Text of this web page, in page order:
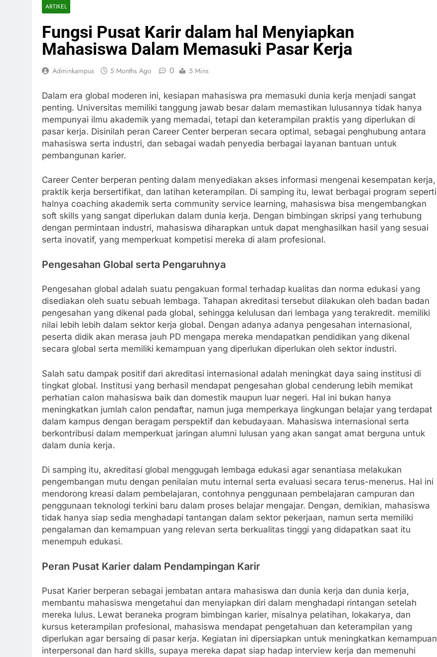
ARTIKEL
Fungsi Pusat Karir dalam hal Menyiapkan
Mahasiswa Dalam Memasuki Pasar Kerja
Adminkampus 5 Months Ago 0 5 Mins
Dalam era global moderen ini, kesiapan mahasiswa pra memasuki dunia kerja menjadi sangat
penting. Universitas memiliki tanggung jawab besar dalam memastikan lulusannya tidak hanya
mempunyai ilmu akademik yang memadai, tetapi dan keterampilan praktis yang diperlukan di
pasar kerja. Disinilah peran Career Center berperan secara optimal, sebagai penghubung antara
mahasiswa serta industri, dan sebagai wadah penyedia berbagai layanan bantuan untuk
pembangunan karier.
Career Center berperan penting dalam menyediakan akses informasi mengenai kesempatan kerja,
praktik kerja bersertifikat, dan latihan keterampilan. Di samping itu, lewat berbagai program seperti
halnya coaching akademik serta community service learning, mahasiswa bisa mengembangkan
soft skills yang sangat diperlukan dalam dunia kerja. Dengan bimbingan skripsi yang terhubung
dengan permintaan industri, mahasiswa diharapkan untuk dapat menghasilkan hasil yang sesuai
serta inovatif, yang memperkuat kompetisi mereka di alam profesional.
Pengesahan Global serta Pengaruhnya
Pengesahan global adalah suatu pengakuan formal terhadap kualitas dan norma edukasi yang
disediakan oleh suatu sebuah lembaga. Tahapan akreditasi tersebut dilakukan oleh badan badan
pengesahan yang dikenal pada global, sehingga kelulusan dari lembaga yang terakredit. memiliki
nilai lebih lebih dalam sektor kerja global. Dengan adanya adanya pengesahan internasional,
peserta didik akan merasa jauh PD mengapa mereka mendapatkan pendidikan yang dikenal
secara global serta memiliki kemampuan yang diperlukan diperlukan oleh sektor industri.
Salah satu dampak positif dari akreditasi internasional adalah meningkat daya saing institusi di
tingkat global. Institusi yang berhasil mendapat pengesahan global cenderung lebih memikat
perhatian calon mahasiswa baik dan domestik maupun luar negeri. Hal ini bukan hanya
meningkatkan jumlah calon pendaftar, namun juga memperkaya lingkungan belajar yang terdapat
dalam kampus dengan beragam perspektif dan kebudayaan. Mahasiswa internasional serta
berkontribusi dalam memperkuat jaringan alumni lulusan yang akan sangat amat berguna untuk
dalam dunia kerja.
Di samping itu, akreditasi global menggugah lembaga edukasi agar senantiasa melakukan
pengembangan mutu dengan penilaian mutu internal serta evaluasi secara terus-menerus. Hal ini
mendorong kreasi dalam pembelajaran, contohnya penggunaan pembelajaran campuran dan
penggunaan teknologi terkini baru dalam proses belajar mengajar. Dengan, demikian, mahasiswa
tidak hanya siap sedia menghadapi tantangan dalam sektor pekerjaan, namun serta memiliki
pengalaman dan kemampuan yang relevan serta berkualitas tinggi yang didapatkan saat itu
menempuh edukasi.
Peran Pusat Karier dalam Pendampingan Karir
Pusat Karier berperan sebagai jembatan antara mahasiswa dan dunia kerja dan dunia kerja,
membantu mahasiswa mengetahui dan menyiapkan diri dalam menghadapi rintangan setelah
mereka lulus. Lewat beraneka program bimbingan karier, misalnya pelatihan, lokakarya, dan
kursus keterampilan profesional, mahasiswa mendapat pengetahuan dan keterampilan yang
diperlukan agar bersaing di pasar kerja. Kegiatan ini dipersiapkan untuk meningkatkan kemampuan
interpersonal dan hard skills, supaya mereka dapat siap hadap interview kerja dan memenuhi